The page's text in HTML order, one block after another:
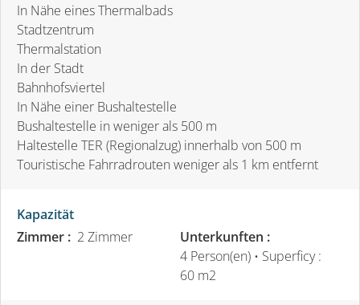
In Nähe eines Thermalbads
Stadtzentrum
Thermalstation
In der Stadt
Bahnhofsviertel
In Nähe einer Bushaltestelle
Bushaltestelle in weniger als 500 m
Haltestelle TER (Regionalzug) innerhalb von 500 m
Touristische Fahrradrouten weniger als 1 km entfernt
Kapazität
Zimmer : 2 Zimmer
Unterkunften :
4 Person(en) • Superficy :
60 m2